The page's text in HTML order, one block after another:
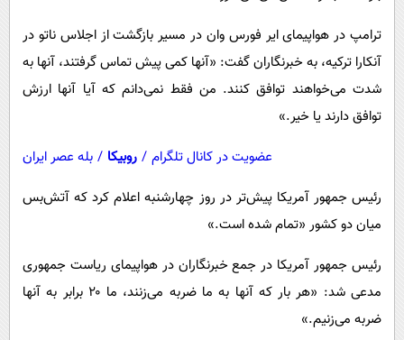
سیاست خارجی
ترامپ در هواپیمای ایر فورس وان در مسیر بازگشت از اجلاس ناتو در
آنکارا ترکیه، به خبرنگاران گفت: «آنها کمی پیش تماس گرفتند، آنها به
شدت می‌خواهند توافق کنند. من فقط نمی‌دانم که آیا آنها ارزش
توافق دارند یا خیر.»
عضویت در کانال تلگرام / روبیکا / بله عصر ایران
رئیس جمهور آمریکا پیش‌تر در روز چهارشنبه اعلام کرد که آتش‌بس
میان دو کشور «تمام شده است.»
رئیس جمهور آمریکا در جمع خبرنگاران در هواپیمای ریاست جمهوری
مدعی شد: «هر بار که آنها به ما ضربه می‌زنند، ما ۲۰ برابر به آنها
ضربه می‌زنیم.»